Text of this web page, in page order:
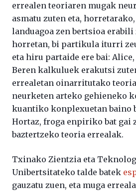
errealen teoriaren mugak
asmatu zuten eta,
landuagoa zen bertsioa erabili
horretan, bi partikula iturri
eta hiru partaide ere bai: Alice,
Beren kalkuluek erakutsi
errealetan oinarritutako
neurketen arteko gehieneko
kuantiko konplexuetan baino
Hortaz, froga enpiriko bat gai
baztertzeko teoria errealak.
Txinako Zientzia eta
Unibertsitateko talde batek
gauzatu zuen, eta muga